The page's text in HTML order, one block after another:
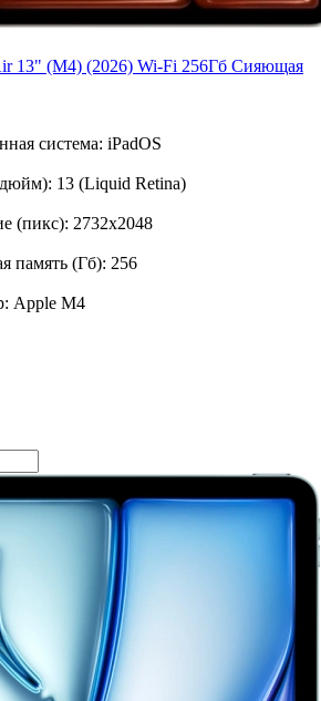
13" (M4) (2026) Wi-Fi 256Гб Сияющая
система: iPadOS
13 (Liquid Retina)
(пикс): 2732x2048
память (Гб): 256
Apple M4